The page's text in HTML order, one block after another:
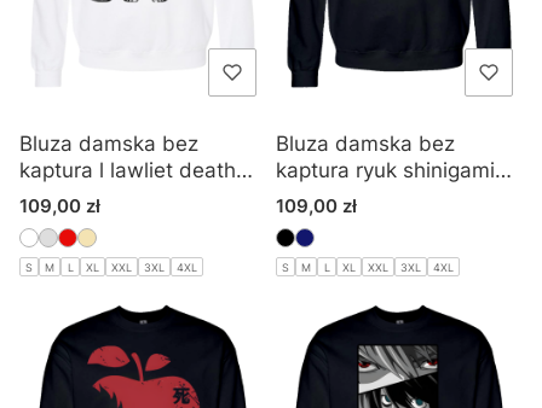
Bluza damska bez
kaptura l lawliet death
note
Cena
109,00 zł
S M L XL XXL 3XL 4XL
Bluza damska bez
kaptura ryuk shinigami
death note
Cena
109,00 zł
S M L XL XXL 3XL 4XL